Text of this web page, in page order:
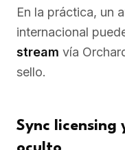
En la práctica, un
internacional
stream vía
sello.
Sync licensing